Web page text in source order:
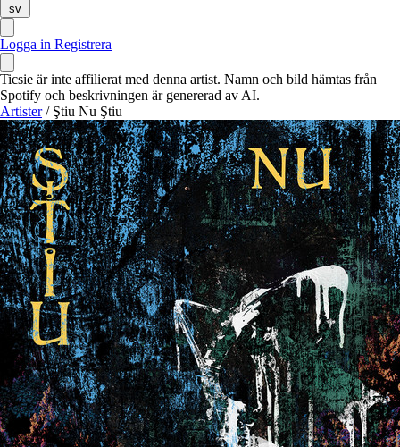
sv
Logga in Registrera
Ticsie är inte affilierat med denna artist. Namn och bild hämtas från
Spotify och beskrivningen är genererad av AI.
Artister / Ştiu Nu Ştiu